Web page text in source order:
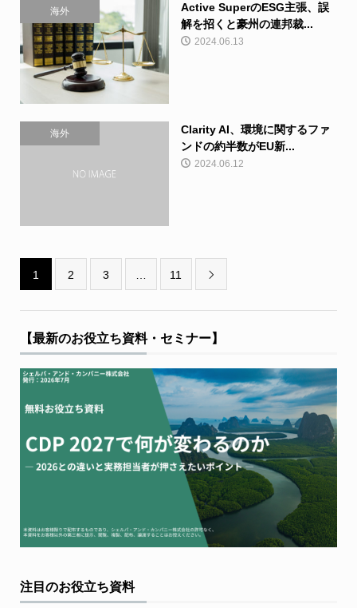
海外
Active SuperのESG主張、誤
解を招くと豪州の連邦裁...
2024.06.13
海外
Clarity AI、環境に関するファ
ンドの約半数がEU新...
2024.06.12
1 2 3 11 
【最新のお役立ち資料・セミナー】
注目のお役立ち資料